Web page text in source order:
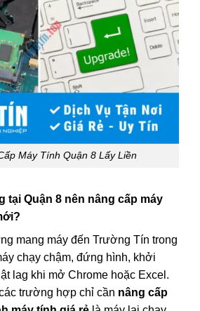
Máy Tính Quận 8 Lấy Liền
tại Quận 8 nên nâng cấp máy
mang máy đến Trường Tín trong
chạy chậm, đứng hình, khởi
lag khi mở Chrome hoặc Excel.
trường hợp chỉ cần nâng cấp